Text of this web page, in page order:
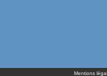
Mentions